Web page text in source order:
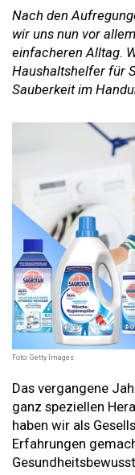
Nach den
wir uns nun vor
einfacheren Alltag.
Haushaltshelfer für
Sauberkeit im
Foto: Getty Images
Das vergangene
ganz speziellen
haben wir als
Erfahrungen